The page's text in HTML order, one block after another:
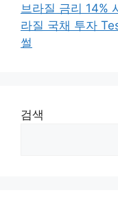
브라질 금리 14%
라질 국채 투자
썰
검색